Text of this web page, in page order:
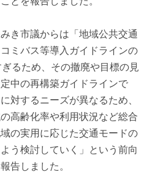
き市議からは「地域公共交通
ミバス等導入ガイドラインの
るため、その撤廃や目標の見
中の再構築ガイドラインで
対するニーズが異なるため、
高齢化率や利用状況など総合
の実用に応じた交通モードの
う検討していく」という前向
告しました。